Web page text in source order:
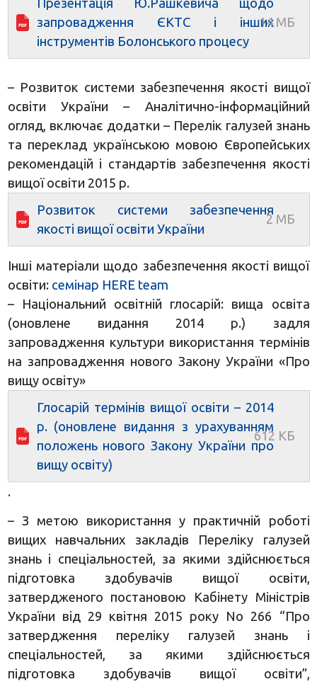
запровадження ЄКТС і інших
інструментів Болонського процесу
– Розвиток системи забезпечення якості вищої
освіти України – Аналітично-інформаційний
огляд, включає додатки – Перелік галузей знань
та переклад українською мовою Європейських
рекомендацій і стандартів забезпечення якості
вищої освіти 2015 р.
Розвиток системи забезпечення
якості вищої освіти України
Інші матеріали щодо забезпечення якості вищої
освіти: семінар HERE team
– Національний освітній глосарій: вища освіта
(оновлене видання 2014 р.) задля
запровадження культури використання термінів
на запровадження нового Закону України «Про
вищу освіту»
Глосарій термінів вищої освіти – 2014
р. (оновлене видання з урахуванням
положень нового Закону України про
вищу освіту)
.
– З метою використання у практичній роботі
вищих навчальних закладів Переліку галузей
знань і спеціальностей, за якими здійснюється
підготовка здобувачів вищої освіти,
затвердженого постановою Кабінету Міністрів
України від 29 квітня 2015 року No 266 “Про
затвердження переліку галузей знань і
спеціальностей, за якими здійснюється
підготовка здобувачів вищої освіти”,